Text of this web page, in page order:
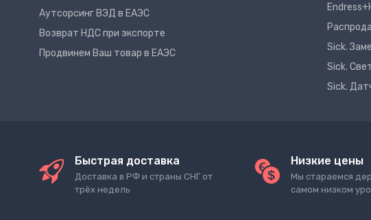
Аутсорсинг ВЭД в ЕАЭС
Возврат НДС при экспорте
Продвинем Ваш товар в ЕАЭС
Sick.
Sick.
Sick.
Быстрая доставка
Доставка в РФ и страны СНГ от
трёх недель
Низкие цены
Мы стараемся
самом низком